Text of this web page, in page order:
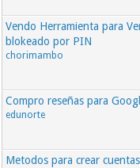
Vendo Herramienta para
blokeado por PIN
chorimambo
Compro reseñas para
edunorte
Metodos para crear